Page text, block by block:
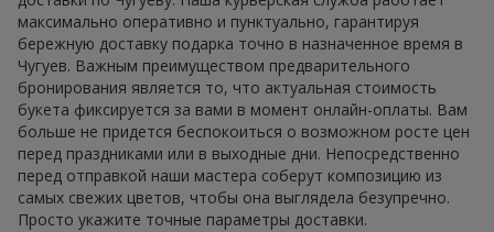
максимально оперативно и пунктуально, гарантируя
бережную доставку подарка точно в назначенное время в
Чугуев. Важным преимуществом предварительного
бронирования является то, что актуальная стоимость
букета фиксируется за вами в момент онлайн-оплаты. Вам
больше не придется беспокоиться о возможном росте цен
перед праздниками или в выходные дни. Непосредственно
перед отправкой наши мастера соберут композицию из
самых свежих цветов, чтобы она выглядела безупречно.
Просто укажите точные параметры доставки.